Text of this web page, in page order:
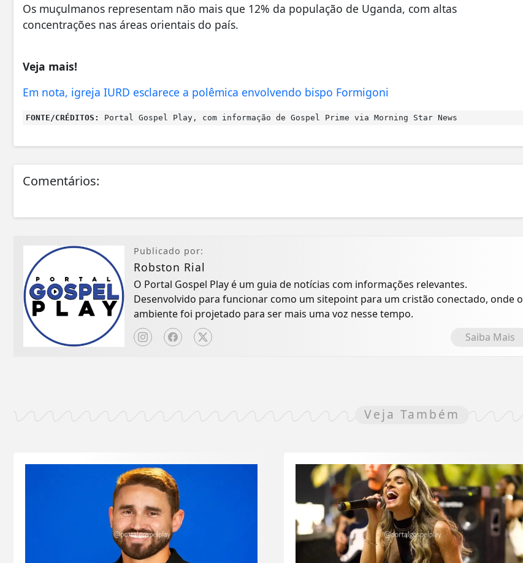
Os muçulmanos representam não mais que 12% da população de Uganda, com altas
concentrações nas áreas orientais do país.
Veja mais!
Em nota, igreja IURD esclarece a polêmica envolvendo bispo Formigoni
FONTE/CRÉDITOS: Portal Gospel Play, com informação de Gospel Prime via Morning Star News
Comentários:
Publicado por:
Robston Rial
O Portal Gospel Play é um guia de notícias com informações relevantes.
Desenvolvido para funcionar como um sitepoint para um cristão conectado, onde o
ambiente foi projetado para ser mais uma voz nesse tempo.
Saiba Mais
Veja Também